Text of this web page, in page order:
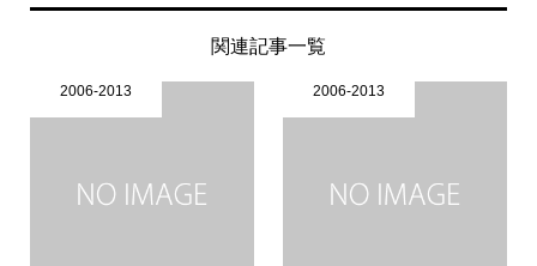
関連記事一覧
2006-2013 2006-2013